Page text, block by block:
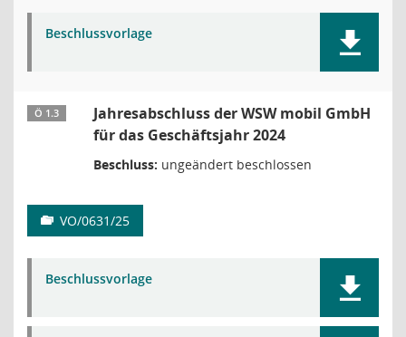
Beschlussvorlage
Ö 1.3
Jahresabschluss der WSW mobil GmbH
für das Geschäftsjahr 2024
Beschluss: ungeändert beschlossen
VO/0631/25
Beschlussvorlage